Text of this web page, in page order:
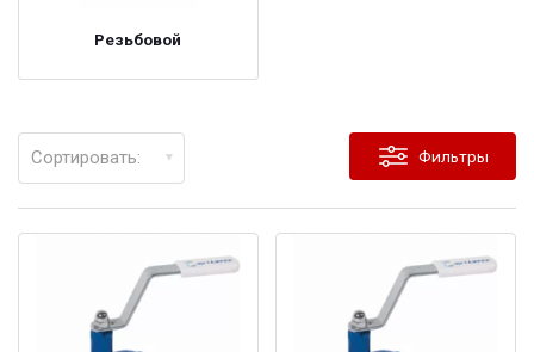
Резьбовой
Фильтры
Сортировать: